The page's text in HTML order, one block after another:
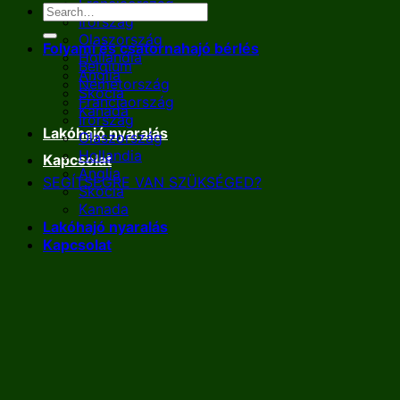
Franciaország
Írország
Olaszország
Hollandia
Anglia
Skócia
Kanada
Lakóhajó nyaralás
Kapcsolat
SEGÍTSÉGRE VAN SZÜKSÉGED?
Folyami és csatornahajó bérlés
Belgium
Németország
Franciaország
Írország
Olaszország
Hollandia
Anglia
Skócia
Kanada
Lakóhajó nyaralás
Kapcsolat